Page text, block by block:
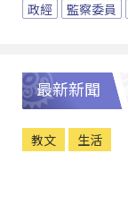
政經 監察委員
最新新聞
教文 生活